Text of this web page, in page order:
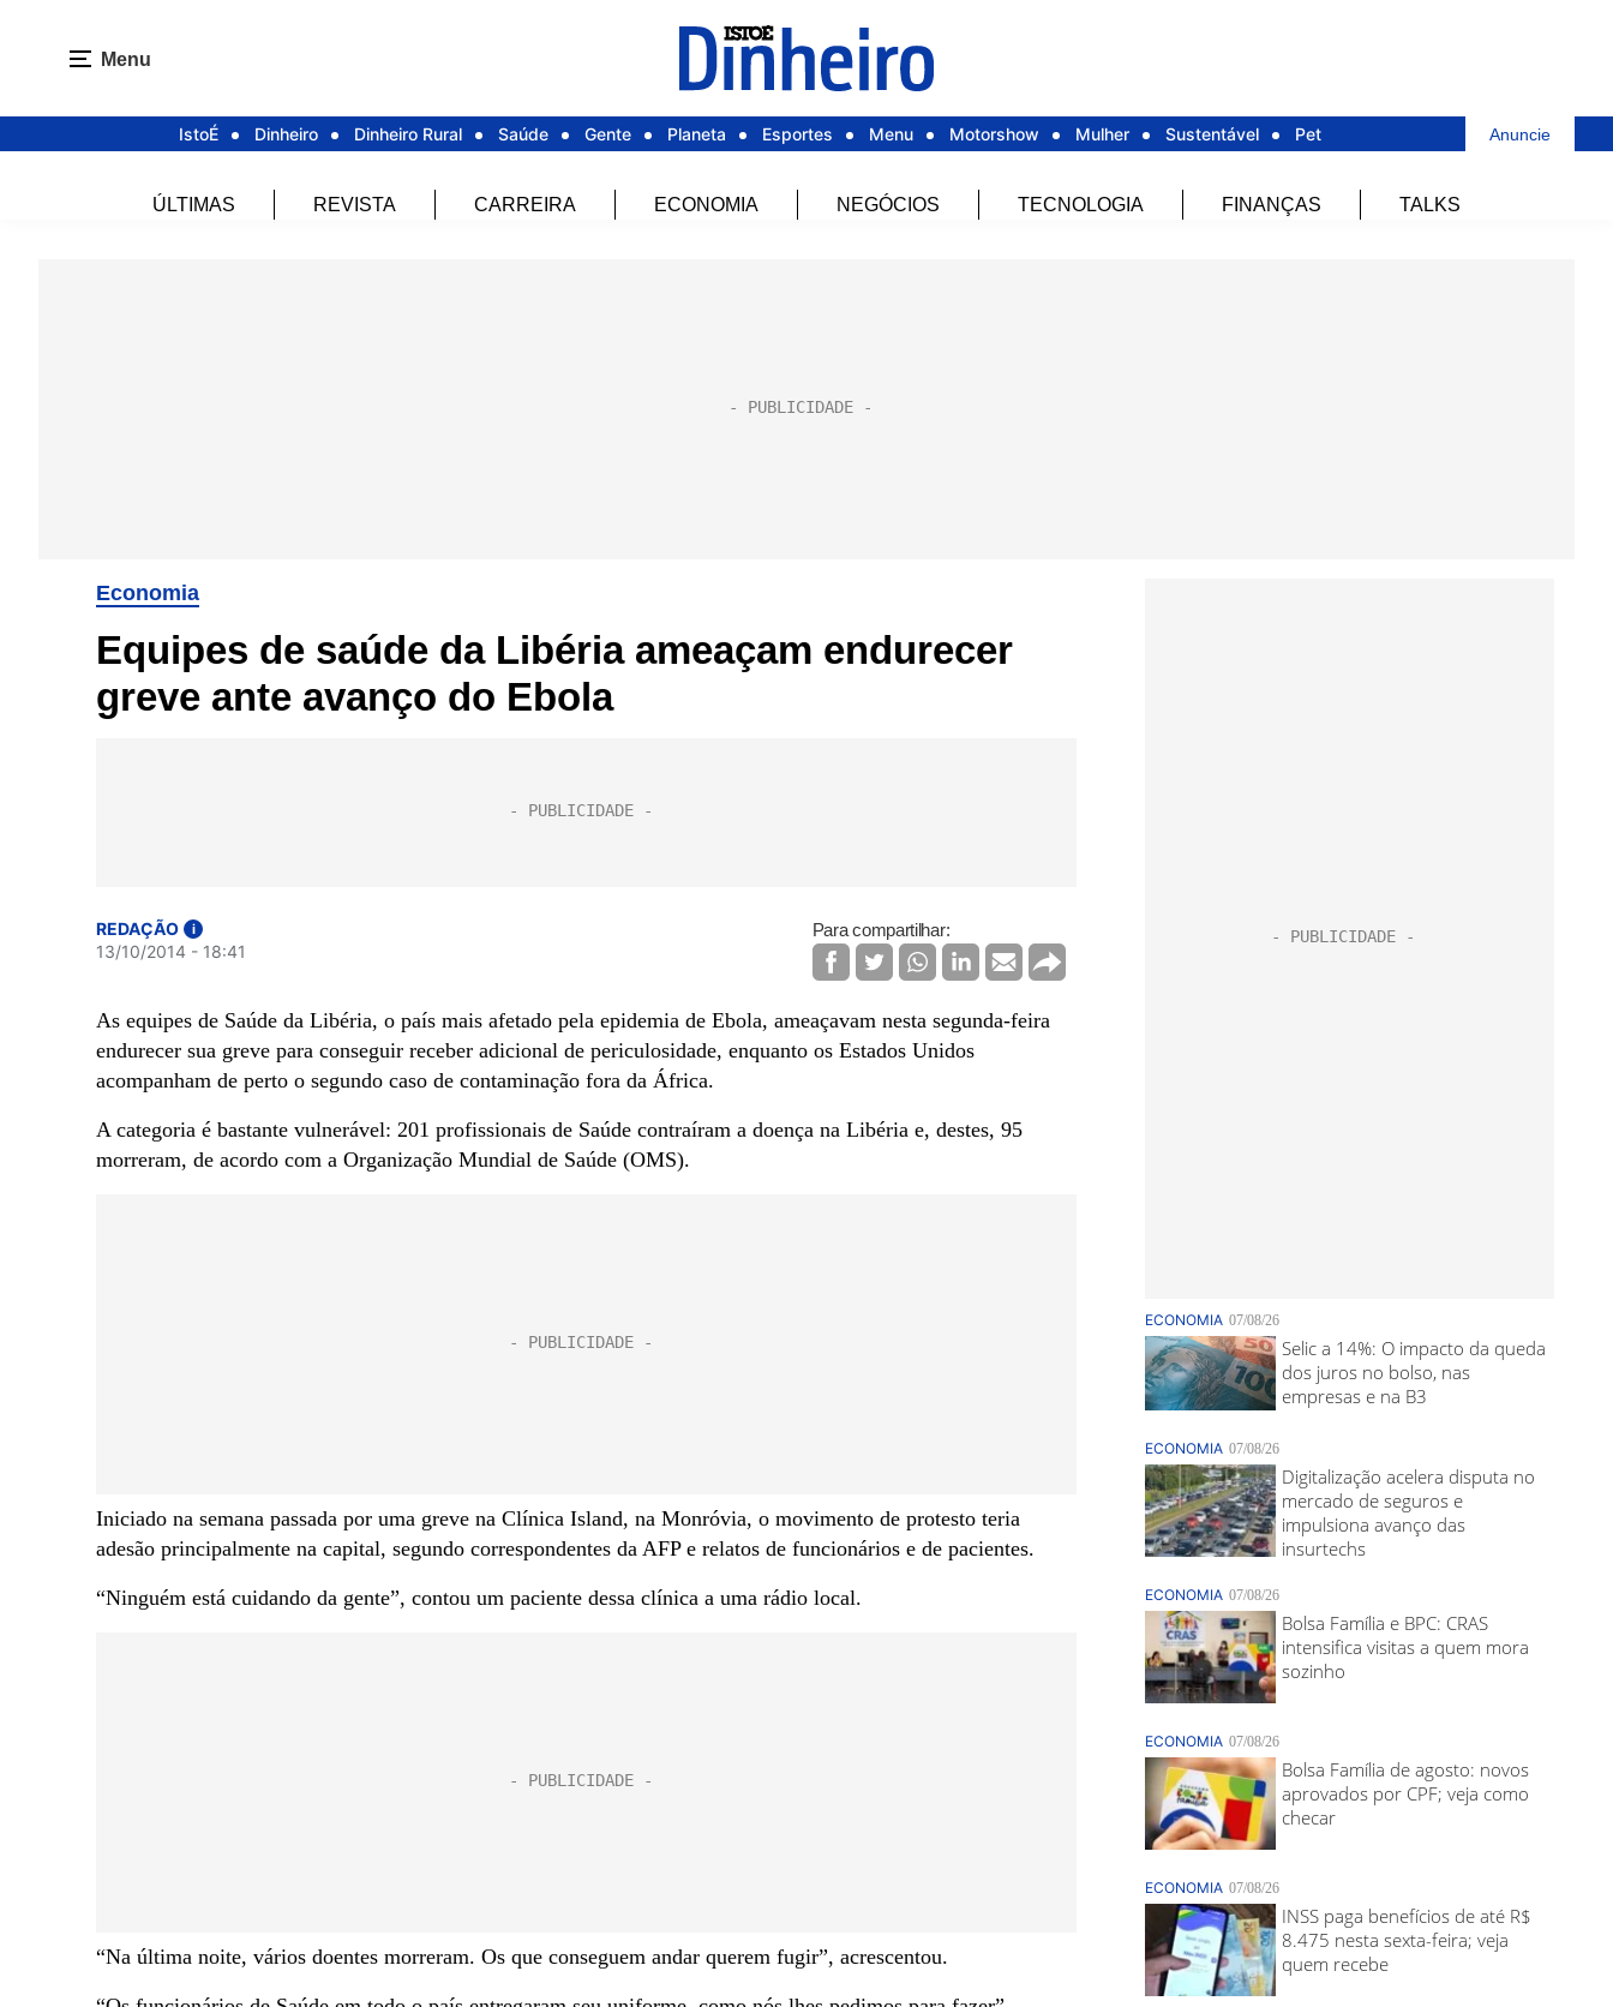
Menu
IstoÉ Dinheiro Dinheiro Rural Saúde Gente Planeta Esportes Menu Motorshow Mulher Sustentável Pet Anuncie
ÚLTIMAS REVISTA CARREIRA ECONOMIA NEGÓCIOS TECNOLOGIA FINANÇAS TALKS
Economia
Equipes de saúde da Libéria ameaçam endurecer
greve ante avanço do Ebola
REDAÇÃO i
13/10/2014 - 18:41
Para compartilhar:
As equipes de Saúde da Libéria, o país mais afetado pela epidemia de Ebola, ameaçavam nesta segunda-feira
endurecer sua greve para conseguir receber adicional de periculosidade, enquanto os Estados Unidos
acompanham de perto o segundo caso de contaminação fora da África.
A categoria é bastante vulnerável: 201 profissionais de Saúde contraíram a doença na Libéria e, destes, 95
morreram, de acordo com a Organização Mundial de Saúde (OMS).
Iniciado na semana passada por uma greve na Clínica Island, na Monróvia, o movimento de protesto teria
adesão principalmente na capital, segundo correspondentes da AFP e relatos de funcionários e de pacientes.
“Ninguém está cuidando da gente”, contou um paciente dessa clínica a uma rádio local.
“Na última noite, vários doentes morreram. Os que conseguem andar querem fugir”, acrescentou.